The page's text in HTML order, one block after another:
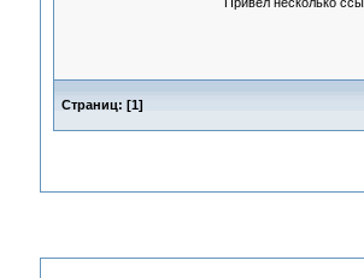
Страниц: [1]